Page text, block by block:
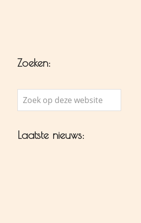
Zoeken:
Zoek
op
website
Laatste nieuws: